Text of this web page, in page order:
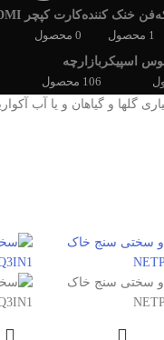
فن خنک کننده
1 محصول
کارت کپچر HDMI مدل BAMA-95
0 محصول
اسپیکربازارچه
106 محصول
گلها و گیاهان و یا آب